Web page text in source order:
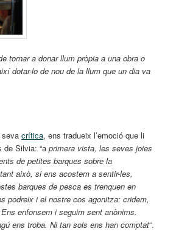
tornar a donar llum pròpia a una obra o
dotar-lo de nou de la llum que un dia va
sevacrítica, ens tradueix l’emoció que li
de Silvia: “a primera vista, les seves joies
de petites barques sobre la
això, si ens acostem a sentir-les,
barques de pesca es trenquen en
podreix i el nostre cos agonitza: cridem,
enfonsem i seguim sent anònims.
ens troba. Ni tan sols ens han comptat“.